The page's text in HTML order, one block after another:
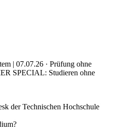
| 07.07.26 · Prüfung ohne
SPECIAL: Studieren ohne